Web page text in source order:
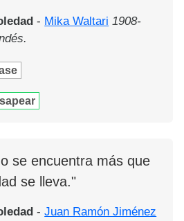
- Mika Waltari 1908-
se encuentra más que
se lleva."
-Juan Ramón Jiménez